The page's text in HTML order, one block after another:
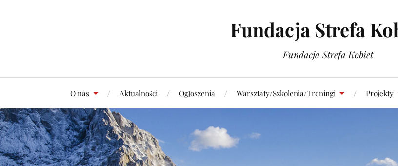
Fundacja Strefa
Fundacja Strefa Kobiet
O nas Aktualności Ogłoszenia Warsztaty/Szkolenia/Treningi Projekty